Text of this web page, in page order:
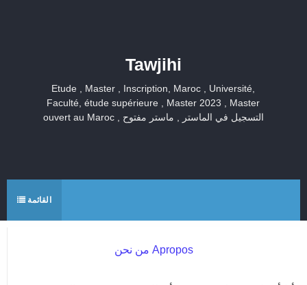
Tawjihi
Etude , Master , Inscription, Maroc , Université,
Faculté, étude supérieure , Master 2023 , Master
ouvert au Maroc , التسجيل في الماستر , ماستر مفتوح
القائمة
من نحن Apropos